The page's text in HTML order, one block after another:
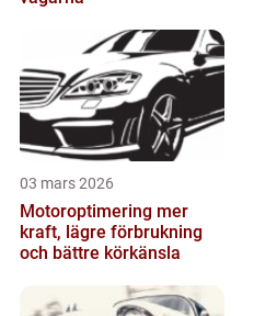
03 mars 2026
Motoroptimering mer
kraft, lägre förbrukning
och bättre körkänsla